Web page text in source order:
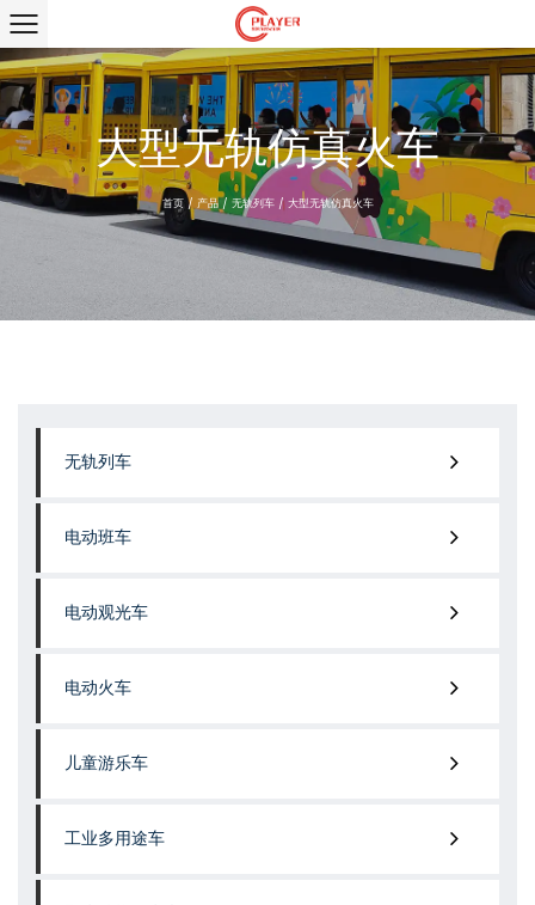
大型无轨仿真火车
首页/ 产品/ 无轨列车/ 大型无轨仿真火车
无轨列车
电动班车
电动观光车
电动火车
儿童游乐车
工业多用途车